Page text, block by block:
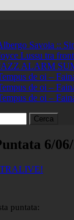
Savoia ::
Lussu tra
ALARM
de oi –
de oi –
de oi –
6/06/
puntata: